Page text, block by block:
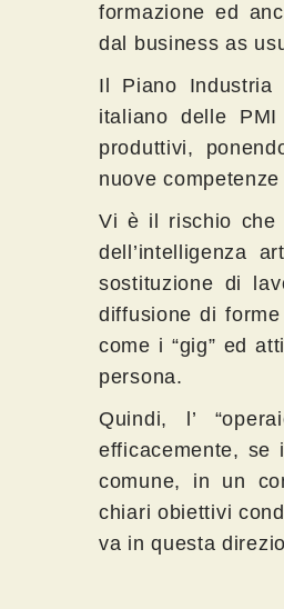
formazione ed
dal business as
Il Piano Industria
italiano delle
produttivi,
nuove
Vi è il rischio che
dell’intelligenza
sostituzione di
diffusione di
come i “gig” ed
persona.
Quindi, l’
efficacemente, se
comune, in un
chiari obiettivi
va in questa